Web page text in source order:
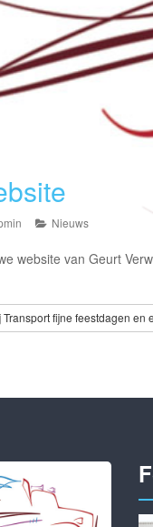
Nieuws
website van Geurt
Transport fijne feestdagen en